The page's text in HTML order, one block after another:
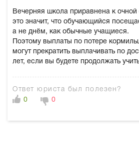
Вечерняя школа приравнена к
это значит, что обучающийся
а не днём, как обычные учащиеся.
Поэтому выплаты по потере
могут прекратить выплачивать по
лет, если вы будете продолжать
Ответ юриста был полезен?
0
0